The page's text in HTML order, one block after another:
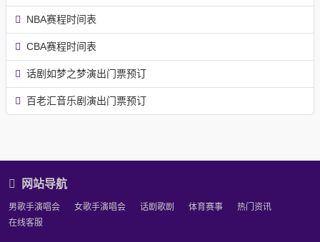
NBA赛程时间表
CBA赛程时间表
话剧如梦之梦演出门票预订
百老汇音乐剧演出门票预订
网站导航
男歌手演唱会 女歌手演唱会 话剧歌剧 体育赛事
热门资讯
在线客服